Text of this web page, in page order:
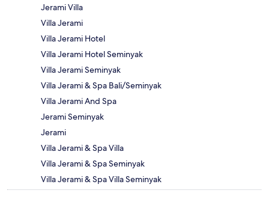
Jerami Villa
Villa Jerami
Villa Jerami Hotel
Villa Jerami Hotel Seminyak
Villa Jerami Seminyak
Villa Jerami & Spa Bali/Seminyak
Villa Jerami And Spa
Jerami Seminyak
Jerami
Villa Jerami & Spa Villa
Villa Jerami & Spa Seminyak
Villa Jerami & Spa Villa Seminyak